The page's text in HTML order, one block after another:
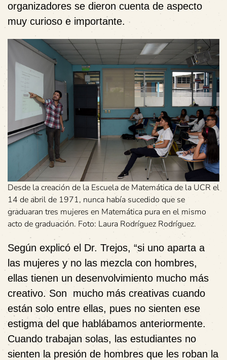
organizadores se dieron cuenta de aspecto
muy curioso e importante.
Desde la creación de la Escuela de Matemática de la UCR el
14 de abril de 1971, nunca había sucedido que se
graduaran tres mujeres en Matemática pura en el mismo
acto de graduación. Foto: Laura Rodríguez Rodríguez.
Según explicó el Dr. Trejos, “si uno aparta a
las mujeres y no las mezcla con hombres,
ellas tienen un desenvolvimiento mucho más
creativo. Son mucho más creativas cuando
están solo entre ellas, pues no sienten ese
estigma del que hablábamos anteriormente.
Cuando trabajan solas, las estudiantes no
sienten la presión de hombres que les roban la